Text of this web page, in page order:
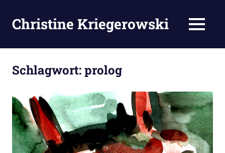
Inhalt
springen
Christine Kriegerowski MENÜ
Schlagwort:prolog